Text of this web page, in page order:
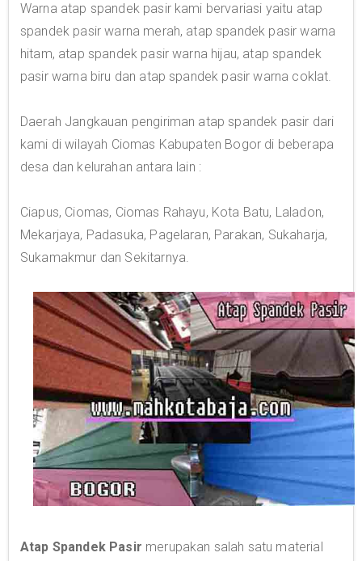
Warna atap spandek pasir kami bervariasi yaitu atap
spandek pasir warna merah, atap spandek pasir warna
hitam, atap spandek pasir warna hijau, atap spandek
pasir warna biru dan atap spandek pasir warna coklat.
Daerah Jangkauan pengiriman atap spandek pasir dari
kami di wilayah Ciomas Kabupaten Bogor di beberapa
desa dan kelurahan antara lain :
Ciapus, Ciomas, Ciomas Rahayu, Kota Batu, Laladon,
Mekarjaya, Padasuka, Pagelaran, Parakan, Sukaharja,
Sukamakmur dan Sekitarnya.
Atap Spandek Pasir merupakan salah satu material